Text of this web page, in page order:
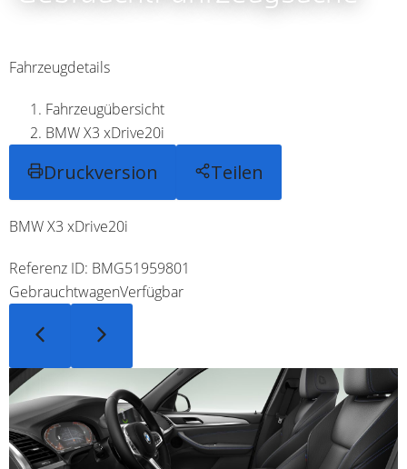
Fahrzeugdetails
Fahrzeugübersicht
BMW X3 xDrive20i
Druckversion Teilen
BMW X3 xDrive20i
Referenz ID: BMG51959801
GebrauchtwagenVerfügbar